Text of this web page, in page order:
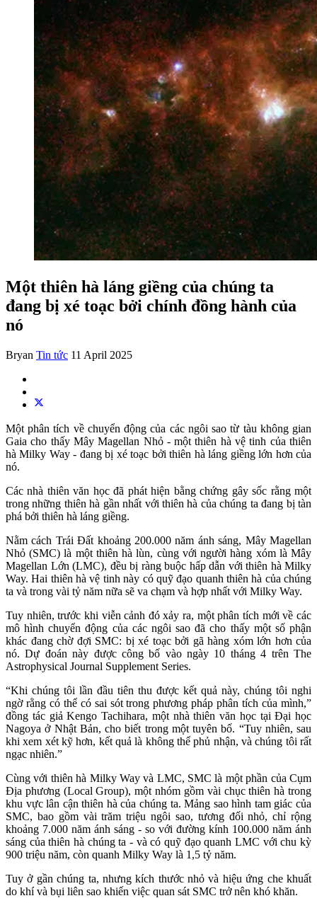
Một thiên hà láng giềng của chúng ta
đang bị xé toạc bởi chính đồng hành của
nó
Bryan Tin tức 11 April 2025
Một phân tích về chuyển động của các ngôi sao từ tàu không gian
Gaia cho thấy Mây Magellan Nhỏ - một thiên hà vệ tinh của thiên
hà Milky Way - đang bị xé toạc bởi thiên hà láng giềng lớn hơn của
nó.
Các nhà thiên văn học đã phát hiện bằng chứng gây sốc rằng một
trong những thiên hà gần nhất với thiên hà của chúng ta đang bị tàn
phá bởi thiên hà láng giềng.
Nằm cách Trái Đất khoảng 200.000 năm ánh sáng, Mây Magellan
Nhỏ (SMC) là một thiên hà lùn, cùng với người hàng xóm là Mây
Magellan Lớn (LMC), đều bị ràng buộc hấp dẫn với thiên hà Milky
Way. Hai thiên hà vệ tinh này có quỹ đạo quanh thiên hà của chúng
ta và trong vài tỷ năm nữa sẽ va chạm và hợp nhất với Milky Way.
Tuy nhiên, trước khi viễn cảnh đó xảy ra, một phân tích mới về các
mô hình chuyển động của các ngôi sao đã cho thấy một số phận
khác đang chờ đợi SMC: bị xé toạc bởi gã hàng xóm lớn hơn của
nó. Dự đoán này được công bố vào ngày 10 tháng 4 trên The
Astrophysical Journal Supplement Series.
“Khi chúng tôi lần đầu tiên thu được kết quả này, chúng tôi nghi
ngờ rằng có thể có sai sót trong phương pháp phân tích của mình,”
đồng tác giả Kengo Tachihara, một nhà thiên văn học tại Đại học
Nagoya ở Nhật Bản, cho biết trong một tuyên bố. “Tuy nhiên, sau
khi xem xét kỹ hơn, kết quả là không thể phủ nhận, và chúng tôi rất
ngạc nhiên.”
Cùng với thiên hà Milky Way và LMC, SMC là một phần của Cụm
Địa phương (Local Group), một nhóm gồm vài chục thiên hà trong
khu vực lân cận thiên hà của chúng ta. Mảng sao hình tam giác của
SMC, bao gồm vài trăm triệu ngôi sao, tương đối nhỏ, chỉ rộng
khoảng 7.000 năm ánh sáng - so với đường kính 100.000 năm ánh
sáng của thiên hà chúng ta - và có quỹ đạo quanh LMC với chu kỳ
900 triệu năm, còn quanh Milky Way là 1,5 tỷ năm.
Tuy ở gần chúng ta, nhưng kích thước nhỏ và hiệu ứng che khuất
do khí và bụi liên sao khiến việc quan sát SMC trở nên khó khăn.